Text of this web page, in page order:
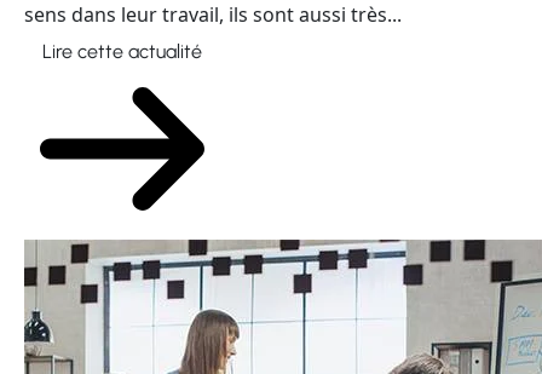
sens dans leur travail, ils sont aussi très...
Lire cette actualité